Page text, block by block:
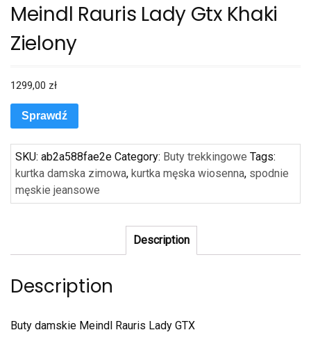
Meindl Rauris Lady Gtx Khaki
Zielony
1299,00 zł
Sprawdź
SKU: ab2a588fae2e Category: Buty trekkingowe Tags:
kurtka damska zimowa, kurtka męska wiosenna, spodnie
męskie jeansowe
Description
Description
Buty damskie Meindl Rauris Lady GTX